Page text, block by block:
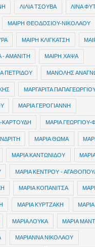
ΛΙΛΙΑ ΤΣΟΥΒΑ ΛΙΝΑ
ΜΑΙΡΗ ΘΕΟΔΟΣΙΟΥ-ΝΙΚΟΛΑΟΥ
ΜΑΙΡΗ ΚΛΙΓΚΑΤΣΗ
- ΑΜΑΝΙΤΗ ΜΑΙΡΗ ΧΑΨΑ
ΠΕΤΡΙΔΟΥ ΜΑΝΟΛΗΣ
ΜΑΡΓΑΡΙΤΑ
ΜΑΡΙΑ ΓΕΡΟΓΙΑΝΝΗ
ΚΑΡΤΟΥΔΗ ΜΑΡΙΑ ΓΕΩΡΓΙΟΥ-
ΜΑΡΙΑ ΘΩΜΑ
ΜΑΡΙΑ ΚΑΝΤΩΝΙΔΟΥ
ΜΑΡΙΑ ΚΕΝΤΡΟΥ -
ΜΑΡΙΑ ΚΟΠΑΝΙΤΣΑ
ΜΑΡΙΑ ΚΥΡΤΖΑΚΗ
ΜΑΡΙΑ ΛΟΥΚΑ ΜΑΡΙΑ
ΜΑΡΙΑΝΝΑ ΝΙΚΟΛΑΟΥ